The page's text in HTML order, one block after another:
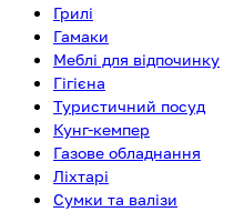
Грилі
Гамаки
Меблі для відпочинку
Гігієна
Туристичний посуд
Кунг-кемпер
Газове обладнання
Ліхтарі
Сумки та валізи